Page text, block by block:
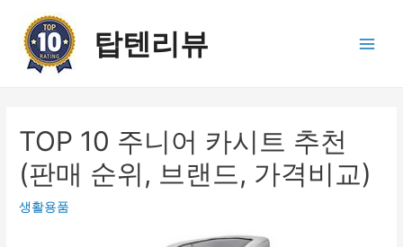
탑텐리뷰
TOP 10 주니어 카시트 추천
(판매 순위, 브랜드, 가격비교)
생활용품